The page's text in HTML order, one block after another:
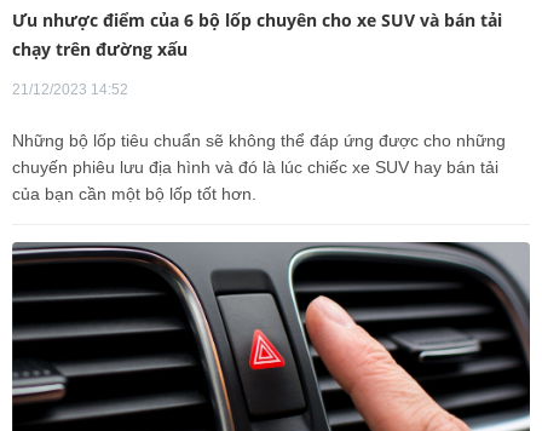
Ưu nhược điểm của 6 bộ lốp chuyên cho xe SUV và bán tải
chạy trên đường xấu
21/12/2023 14:52
Những bộ lốp tiêu chuẩn sẽ không thể đáp ứng được cho những
chuyến phiêu lưu địa hình và đó là lúc chiếc xe SUV hay bán tải
của bạn cần một bộ lốp tốt hơn.